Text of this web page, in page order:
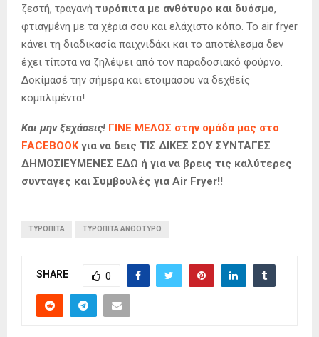
ζεστή, τραγανή τυρόπιτα με ανθότυρο και δυόσμο,
φτιαγμένη με τα χέρια σου και ελάχιστο κόπο. Το air fryer
κάνει τη διαδικασία παιχνιδάκι και το αποτέλεσμα δεν
έχει τίποτα να ζηλέψει από τον παραδοσιακό φούρνο.
Δοκίμασέ την σήμερα και ετοιμάσου να δεχθείς
κομπλιμέντα!
Και μην ξεχάσεις! ΓΙΝΕ ΜΕΛΟΣ στην ομάδα μας στο
FACEBOOKγια να δεις ΤΙΣ ΔΙΚΕΣ ΣΟΥ ΣΥΝΤΑΓΕΣ
ΔΗΜΟΣΙΕΥΜΕΝΕΣ ΕΔΩ ή για να βρεις τις καλύτερες
συνταγες και Συμβουλές για Air Fryer!!
ΤΥΡΟΠΙΤΑ ΤΥΡΟΠΙΤΑ ΑΝΘΟΤΥΡΟ
SHARE 0